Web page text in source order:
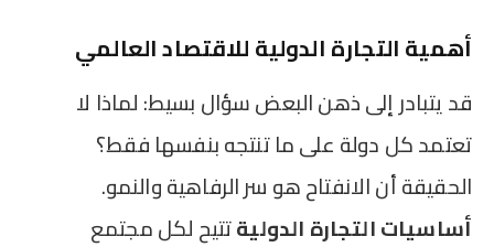
أهمية التجارة الدولية للاقتصاد العالمي
قد يتبادر إلى ذهن البعض سؤال بسيط: لماذا لا
تعتمد كل دولة على ما تنتجه بنفسها فقط؟
الحقيقة أن الانفتاح هو سر الرفاهية والنمو.
أساسيات التجارة الدوليةتتيح لكل مجتمع